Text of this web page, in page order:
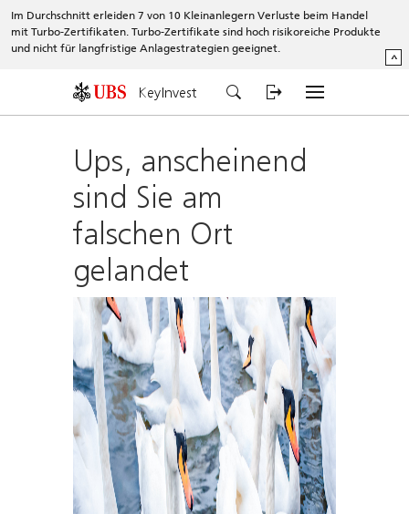
Im Durchschnitt erleiden 7 von 10 Kleinanlegern Verluste beim Handel
mit Turbo-Zertifikaten. Turbo-Zertifikate sind hoch risikoreiche Produkte
und nicht für langfristige Anlagestrategien geeignet.
^
KeyInvest
Ups, anscheinend
sind Sie am
falschen Ort
gelandet